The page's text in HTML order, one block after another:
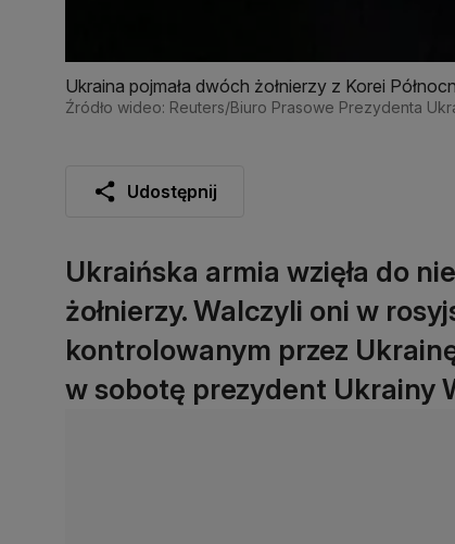
Ukraina pojmała dwóch żołnierzy z Korei
Źródło wideo: Reuters/Biuro Prasowe Prezydenta
Udostępnij
Ukraińska armia wzięła do
żołnierzy. Walczyli oni w
kontrolowanym przez
w sobotę prezydent Ukrainy